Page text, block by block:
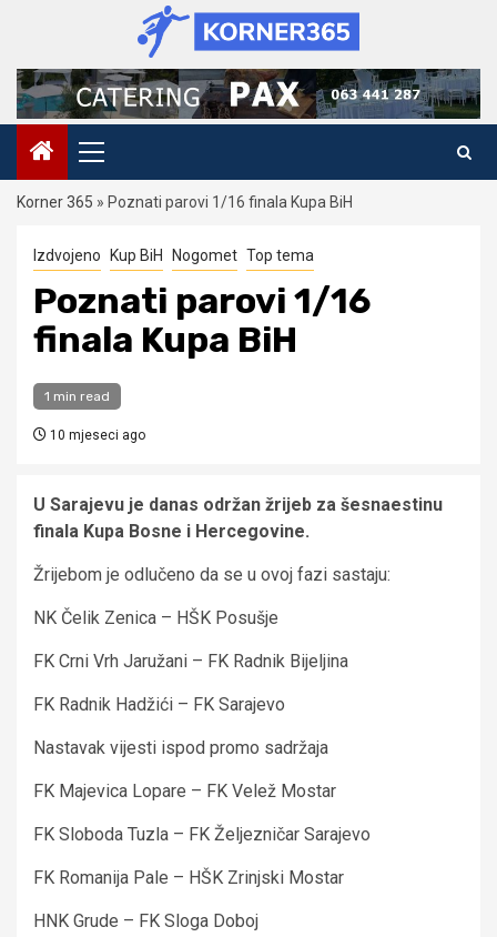
content
Primary
Menu
Korner 365 » Poznati parovi 1/16 finala Kupa BiH
Izdvojeno Kup BiH Nogomet Top tema
Poznati parovi 1/16
finala Kupa BiH
1 min read
10 mjeseci ago
U Sarajevu je danas održan žrijeb za šesnaestinu
finala Kupa Bosne i Hercegovine.
Žrijebom je odlučeno da se u ovoj fazi sastaju:
NK Čelik Zenica – HŠK Posušje
FK Crni Vrh Jaružani – FK Radnik Bijeljina
FK Radnik Hadžići – FK Sarajevo
Nastavak vijesti ispod promo sadržaja
FK Majevica Lopare – FK Velež Mostar
FK Sloboda Tuzla – FK Željezničar Sarajevo
FK Romanija Pale – HŠK Zrinjski Mostar
HNK Grude – FK Sloga Doboj